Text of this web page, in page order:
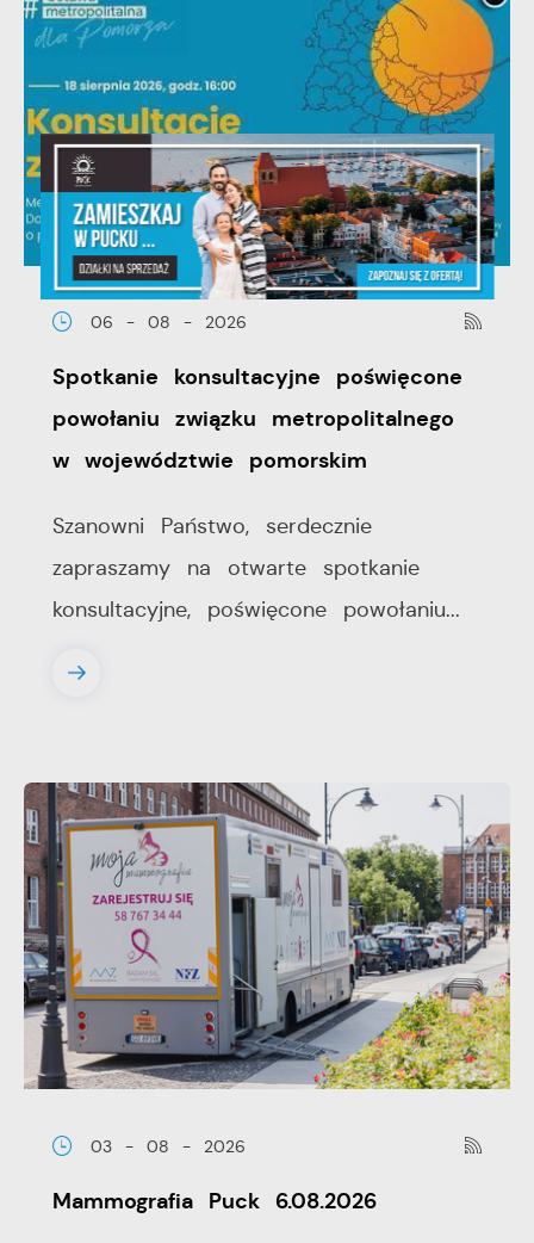
06 - 08 - 2026
Spotkanie konsultacyjne poświęcone
powołaniu związku metropolitalnego
w województwie pomorskim
Szanowni Państwo, serdecznie
zapraszamy na otwarte spotkanie
konsultacyjne, poświęcone powołaniu...
03 - 08 - 2026
Mammografia Puck 6.08.2026